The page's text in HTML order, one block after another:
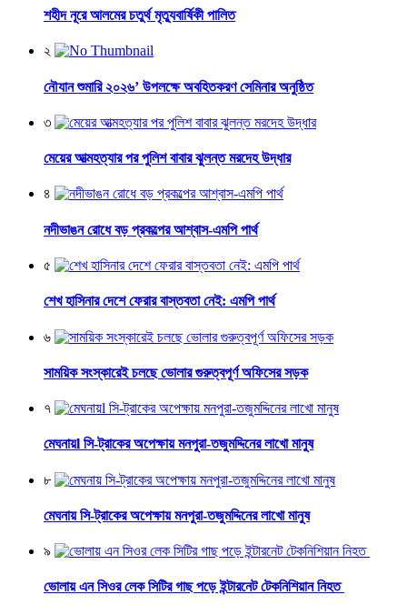
শহীদ নূরে আলমের চতুর্থ মৃত্যুবার্ষিকী পালিত
২
নৌযান শুমারি ২০২৬’ উপলক্ষে অবহিতকরণ সেমিনার অনুষ্ঠিত
৩
মেয়ের আত্মহত্যার পর পুলিশ বাবার ঝুলন্ত মরদেহ উদ্ধার
৪
নদীভাঙন রোধে বড় প্রকল্পের আশ্বাস-এমপি পার্থ
৫
শেখ হাসিনার দেশে ফেরার বাস্তবতা নেই: এমপি পার্থ
৬
সাময়িক সংস্কারেই চলছে ভোলার গুরুত্বপূর্ণ অফিসের সড়ক
৭
মেঘনায়l সি-ট্রাকের অপেক্ষায় মনপুরা-তজুমদ্দিনের লাখো মানুষ
৮
মেঘনায় সি-ট্রাকের অপেক্ষায় মনপুরা-তজুমদ্দিনের লাখো মানুষ
৯
ভোলায় এন সিওর লেক সিটির গাছ পড়ে ইন্টারনেট টেকনিশিয়ান নিহত